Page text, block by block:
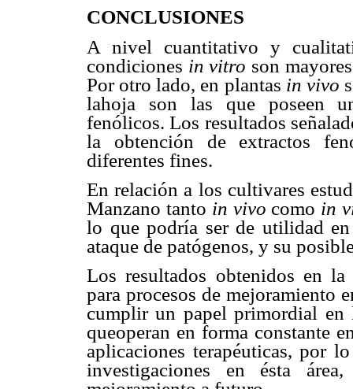
CONCLUSIONES
A nivel cuantitativo y
condiciones in vitro son
Por otro lado, en plantas in vivo
lahoja son las que poseen
fenólicos. Los resultados
la obtención de extractos
diferentes fines.
En relación a los cultivares
Manzano tanto in vivo como in
lo que podría ser de utilidad
ataque de patógenos, y su
Los resultados obtenidos en
para procesos de mejoramiento
cumplir un papel primordial en
queoperan en forma constante
aplicaciones terapéuticas, por
investigaciones en ésta